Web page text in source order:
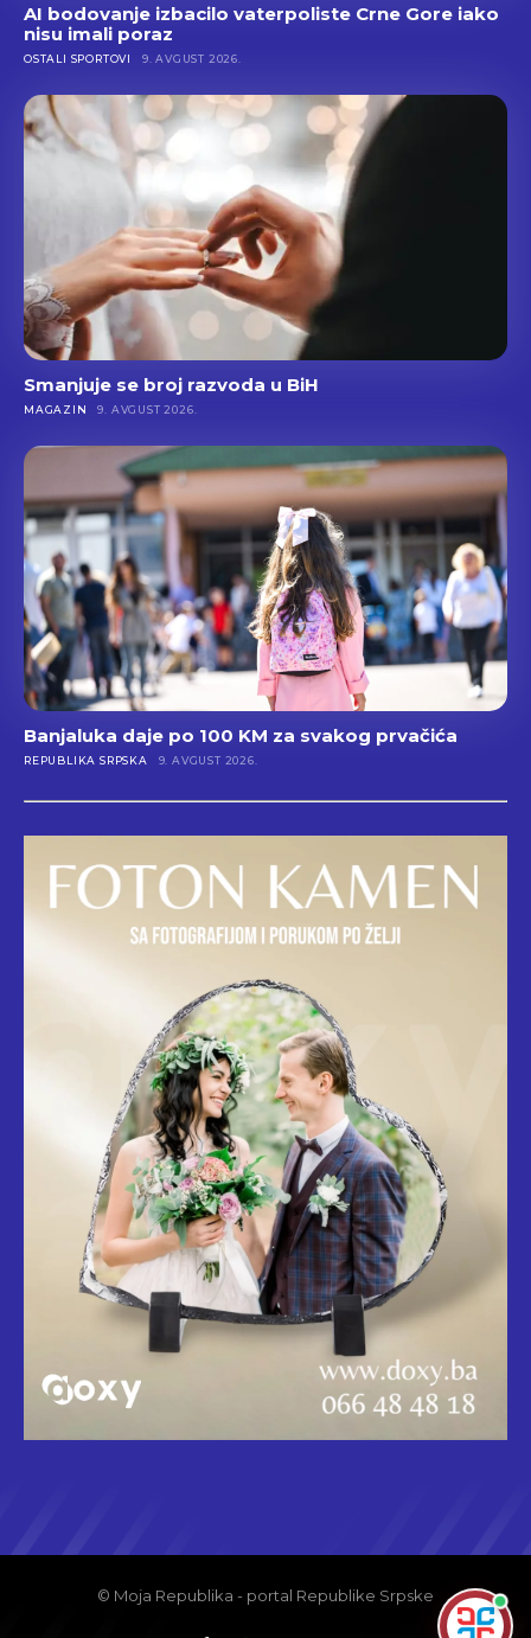
AI bodovanje izbacilo vaterpoliste Crne Gore iako
nisu imali poraz
OSTALI SPORTOVI 9. AVGUST 2026.
Smanjuje se broj razvoda u BiH
MAGAZIN 9. AVGUST 2026.
Banjaluka daje po 100 KM za svakog prvačića
REPUBLIKA SRPSKA 9. AVGUST 2026.
© Moja Republika - portal Republike Srpske